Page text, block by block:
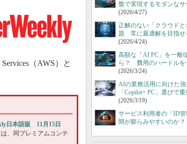
（AWS）と
日本語版 11月15日
、同プレミアムコンテ
盤で実現するモダンな
(2026/4/27)
正解のない「クラウド
題 常に最適解を目指せ
(2026/4/24)
高額な「AI PC」を一般
ら？ 費用のハードルを
(2026/3/24)
AIの業務活用に向けた強
「Copilot+ PC」選びで
(2026/3/19)
サービス利用者の「ID
間が膨らみやすいのか？